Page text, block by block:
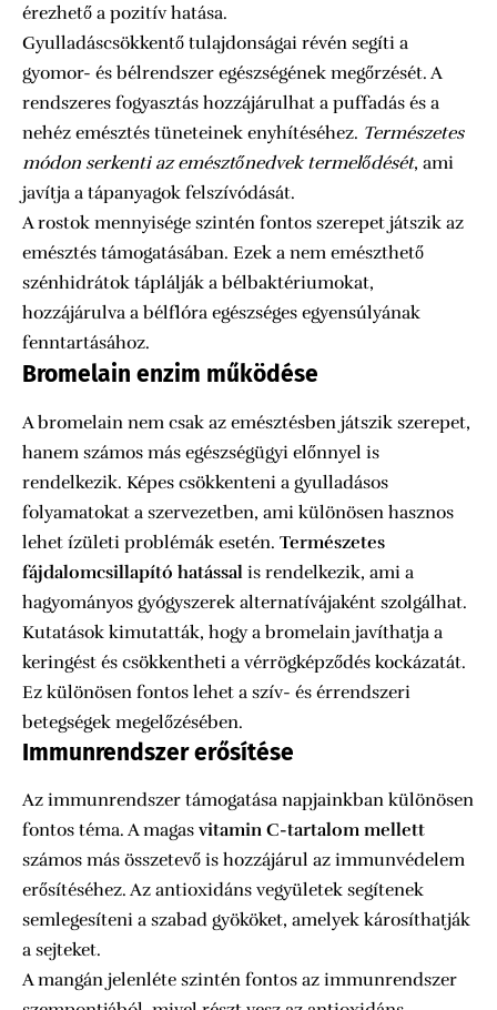
érezhető a pozitív hatása.
Gyulladáscsökkentő tulajdonságai révén segíti a
gyomor- és bélrendszer egészségének megőrzését. A
rendszeres fogyasztás hozzájárulhat a puffadás és a
nehéz emésztés tüneteinek enyhítéséhez. Természetes
módon serkenti az emésztőnedvek termelődését, ami
javítja a tápanyagok felszívódását.
A rostok mennyisége szintén fontos szerepet játszik az
emésztés támogatásában. Ezek a nem emészthető
szénhidrátok táplálják a bélbaktériumokat,
hozzájárulva a bélflóra egészséges egyensúlyának
fenntartásához.
Bromelain enzim működése
A bromelain nem csak az emésztésben játszik szerepet,
hanem számos más egészségügyi előnnyel is
rendelkezik. Képes csökkenteni a gyulladásos
folyamatokat a szervezetben, ami különösen hasznos
lehet ízületi problémák esetén. Természetes
fájdalomcsillapító hatással is rendelkezik, ami a
hagyományos gyógyszerek alternatívájaként szolgálhat.
Kutatások kimutatták, hogy a bromelain javíthatja a
keringést és csökkentheti a vérrögképződés kockázatát.
Ez különösen fontos lehet a szív- és érrendszeri
betegségek megelőzésében.
Immunrendszer erősítése
Az immunrendszer támogatása napjainkban különösen
fontos téma. A magas vitamin C-tartalom mellett
számos más összetevő is hozzájárul az immunvédelem
erősítéséhez. Az antioxidáns vegyületek segítenek
semlegesíteni a szabad gyököket, amelyek károsíthatják
a sejteket.
A mangán jelenléte szintén fontos az immunrendszer